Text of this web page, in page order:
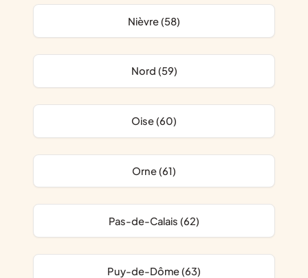
Nièvre (58)
Nord (59)
Oise (60)
Orne (61)
Pas-de-Calais (62)
Puy-de-Dôme (63)